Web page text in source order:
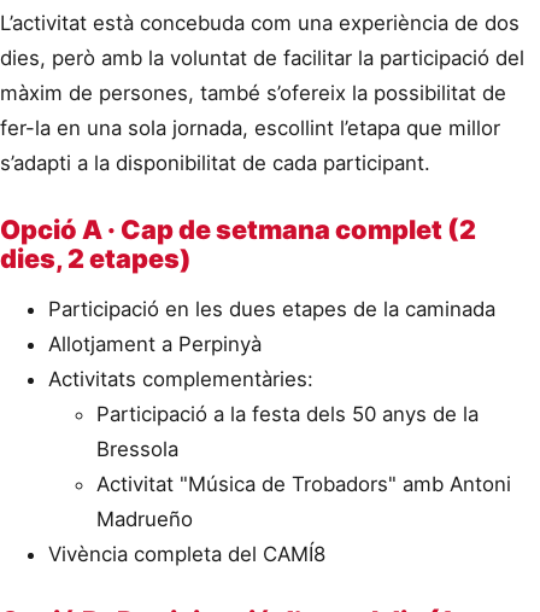
L’activitat està concebuda com una experiència de dos
dies, però amb la voluntat de facilitar la participació del
màxim de persones, també s’ofereix la possibilitat de
fer-la en una sola jornada, escollint l’etapa que millor
s’adapti a la disponibilitat de cada participant.
Opció A · Cap de setmana complet (2
dies, 2 etapes)
Participació en les dues etapes de la caminada
Allotjament a Perpinyà
Activitats complementàries:
Participació a la festa dels 50 anys de la
Bressola
Activitat "Música de Trobadors" amb Antoni
Madrueño
Vivència completa del CAMÍ8